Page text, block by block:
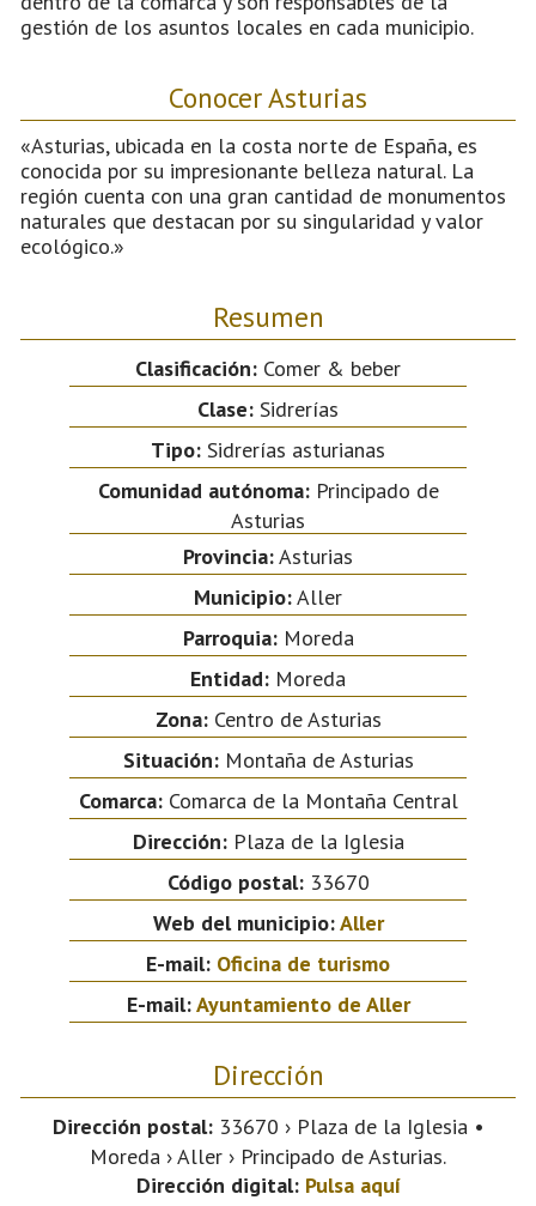
gestión de los asuntos locales en cada municipio.
Conocer Asturias
«Asturias, ubicada en la costa norte de España, es
conocida por su impresionante belleza natural. La
región cuenta con una gran cantidad de monumentos
naturales que destacan por su singularidad y valor
ecológico.»
Resumen
Clasificación: Comer & beber
Clase: Sidrerías
Tipo: Sidrerías asturianas
Comunidad autónoma:Principado de
Asturias
Provincia:Asturias
Municipio:Aller
Parroquia:Moreda
Entidad: Moreda
Zona:Centro de Asturias
Situación:Montaña de Asturias
Comarca:Comarca de la Montaña Central
Dirección:Plaza de la Iglesia
Código postal:33670
Web del municipio:Aller
E-mail: Oficina de turismo
E-mail:Ayuntamiento de Aller
Dirección
Dirección postal:33670 › Plaza de la Iglesia •
Moreda › Aller › Principado de Asturias.
Dirección digital: Pulsa aquí